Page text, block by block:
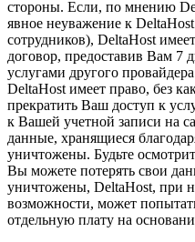
стороны. Если, по мнению
явное неуважение к
сотрудников), DeltaHost
договор, предоставив Вам 7
услугами другого
DeltaHost имеет право, без
прекратить Ваш доступ к
к Вашей учетной записи на
данные, хранящиеся
уничтожены. Будьте
Вы можете потерять свои
уничтожены, DeltaHost, при
возможности, может
отдельную плату на